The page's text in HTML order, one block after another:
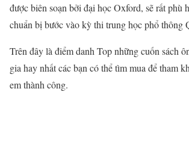
được biên soạn bởi đại học Oxford, sẽ rất phù
chuẩn bị bước vào kỳ thi trung học phổ thông
Trên đây là điểm danh Top những cuốn sách
gia hay nhất các bạn có thể tìm mua để tham
em thành công.